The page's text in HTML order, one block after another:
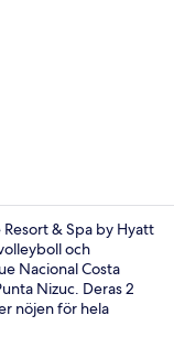
& Spa by Hyatt
och
Nacional Costa
Nizuc. Deras 2
nöjen för hela